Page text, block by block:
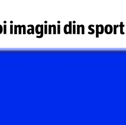
imagini din sport